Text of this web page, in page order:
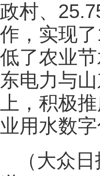
政村、
作，实现
低了农业
东电力与
上，积极
业用水数字
（大众